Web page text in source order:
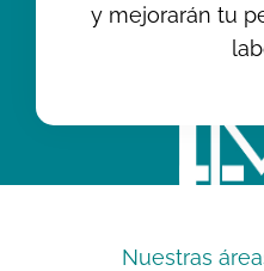
y mejorarán tu
Nuestras